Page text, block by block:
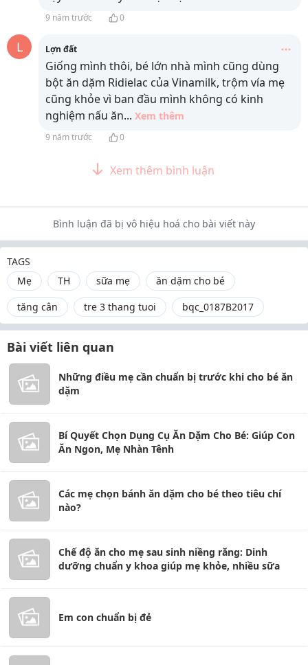
9 năm trước 0
L Lợn đất
Giống mình thôi, bé lớn nhà mình cũng dùng
bột ăn dặm Ridielac của Vinamilk, trộm vía mẹ
cũng khỏe vì ban đầu mình không có kinh
nghiệm nấu ăn... Xem thêm
9 năm trước 0
Xem thêm bình luận
Bình luận đã bị vô hiệu hoá cho bài viết này
TAGS
Mẹ
TH sữa mẹ
ăn dặm cho bé
tăng cân
tre 3 thang tuoi bqc_0187B2017
Bài viết liên quan
Những điều mẹ cần chuẩn bị trước khi cho bé ăn
dặm
Bí Quyết Chọn Dụng Cụ Ăn Dặm Cho Bé: Giúp Con
Ăn Ngon, Mẹ Nhàn Tênh
Các mẹ chọn bánh ăn dặm cho bé theo tiêu chí
nào?
Chế độ ăn cho mẹ sau sinh niềng răng: Dinh
dưỡng chuẩn y khoa giúp mẹ khỏe, nhiều sữa
Em con chuẩn bị đẻ